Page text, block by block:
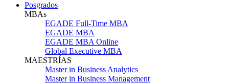
Posgrados
MBAs
EGADE Full-Time MBA
EGADE MBA
EGADE MBA Online
Global Executive MBA
MAESTRÍAS
Master in Business Analytics
Master in Business Management